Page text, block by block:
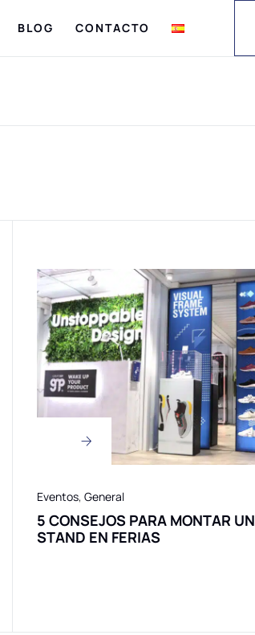
BLOG CONTACTO
Eventos, General
5 CONSEJOS PARA MONTAR UN
STAND EN FERIAS